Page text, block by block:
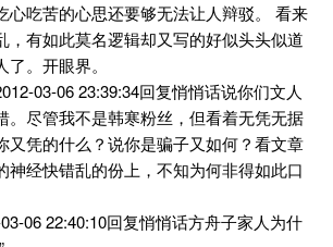
心吃苦的心思还要够无法让人辩驳。 看来
，有如此莫名逻辑却又写的好似头头似道
。开眼界。
03-06 23:39:34回复悄悄话说你们文人
。尽管我不是韩寒粉丝，但看着无凭无据
又凭的什么？说你是骗子又如何？看文章
神经快错乱的份上，不知为何非得如此口
06 22:40:10回复悄悄话方舟子家人为什